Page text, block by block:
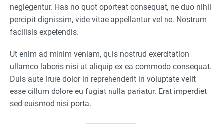
neglegentur. Has no quot oporteat consequat, ne duo nihil
percipit dignissim, vide vitae appellantur vel ne. Nostrum
facilisis expetendis.
Ut enim ad minim veniam, quis nostrud exercitation
ullamco laboris nisi ut aliquip ex ea commodo consequat.
Duis aute irure dolor in reprehenderit in voluptate velit
esse cillum dolore eu fugiat nulla pariatur. Erat imperdiet
sed euismod nisi porta.